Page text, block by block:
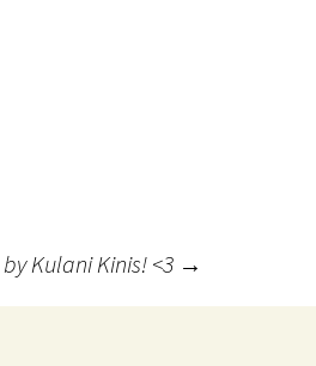
Kulani Kinis! <3 →